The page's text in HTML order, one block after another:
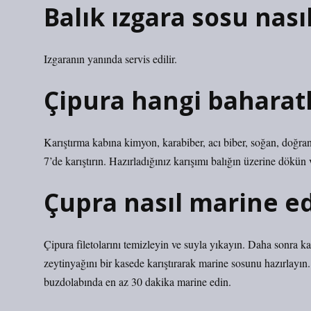
Balık ızgara sosu
Izgaranın yanında servis edilir.
Çipura hangi
Karıştırma kabına kimyon, karabiber, acı biber, soğan,
7’de karıştırın. Hazırladığınız karışımı balığın üzerine
Çupra nasıl marine
Çipura filetolarını temizleyin ve suyla yıkayın. Daha sonra
zeytinyağını bir kasede karıştırarak marine sosunu
buzdolabında en az 30 dakika marine edin.